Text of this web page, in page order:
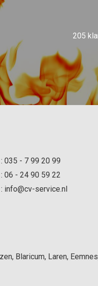
205
035 - 7 99 20 99
06 - 24 90 59 22
info@cv-service.nl
Blaricum, Laren,